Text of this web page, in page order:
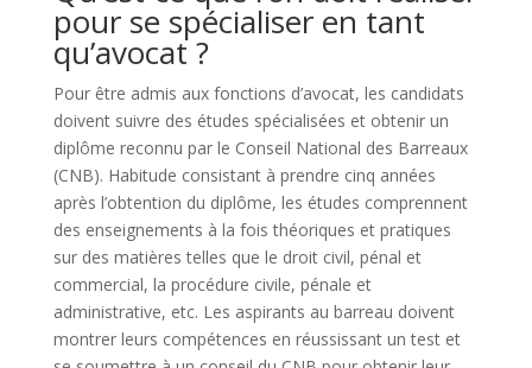
pour se spécialiser en tant
qu’avocat ?
Pour être admis aux fonctions d’avocat, les candidats
doivent suivre des études spécialisées et obtenir un
diplôme reconnu par le Conseil National des Barreaux
(CNB). Habitude consistant à prendre cinq années
après l’obtention du diplôme, les études comprennent
des enseignements à la fois théoriques et pratiques
sur des matières telles que le droit civil, pénal et
commercial, la procédure civile, pénale et
administrative, etc. Les aspirants au barreau doivent
montrer leurs compétences en réussissant un test et